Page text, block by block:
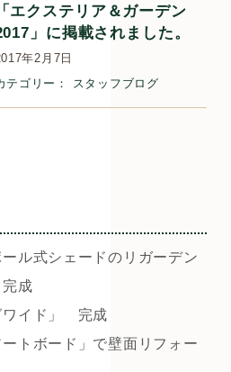
「エクステリア＆ガーデン
」に掲載されました。
年2月7日
テゴリー：
スタッフブログ
ル式シェードのリガーデン
成
ワイド」 完成
トボード」で壁面リフォー